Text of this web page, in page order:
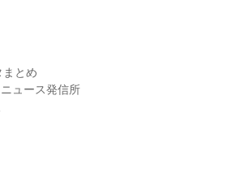
まとめ
ュース発信所